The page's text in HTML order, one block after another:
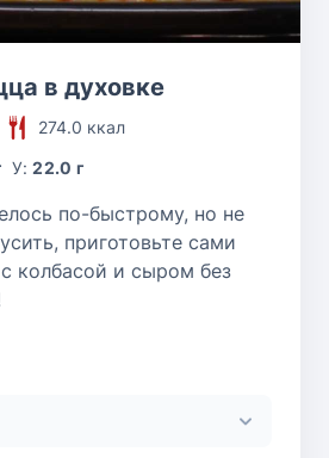
в духовке
274.0 ккал
У:22.0 г
по-быстрому, но не
приготовьте сами
колбасой и сыром без